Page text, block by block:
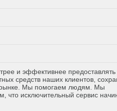
и эффективнее предоставлять
средств наших клиентов,
рынке. Мы помогаем людям. Мы
что исключительный сервис